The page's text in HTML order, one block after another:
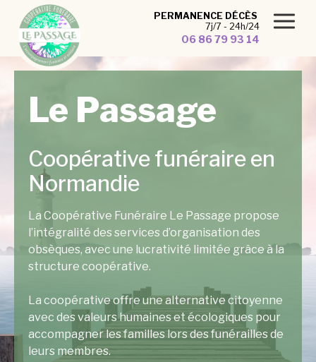
Panneau de gestion des cookies
PERMANENCE DÉCÈS
7j/7 - 24h/24
06 86 79 93 14
Le Passage
Coopérative funéraire en
Normandie
La Coopérative Funéraire Le Passage propose
l’intégralité des services d’organisation des
obsèques, avec une lucrativité limitée grâce à la
structure coopérative.
La coopérative offre une alternative citoyenne
avec des valeurs humaines et écologiques pour
accompagner les familles lors des funérailles de
leurs membres.